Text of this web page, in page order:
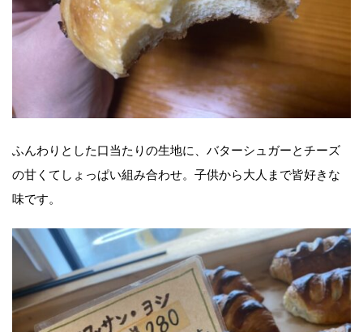
ふんわりとした口当たりの生地に、バターシュガーとチーズ
の甘くてしょっぱい組み合わせ。子供から大人まで皆好きな
味です。